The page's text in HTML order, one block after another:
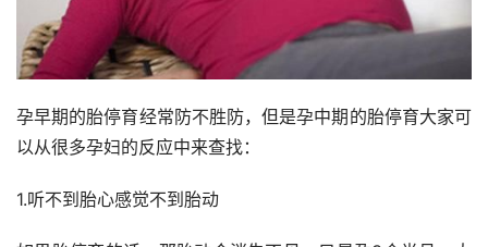
孕早期的胎停育经常防不胜防，但是孕中期的胎停育大家可
以从很多孕妇的反应中来查找：
1.听不到胎心感觉不到胎动